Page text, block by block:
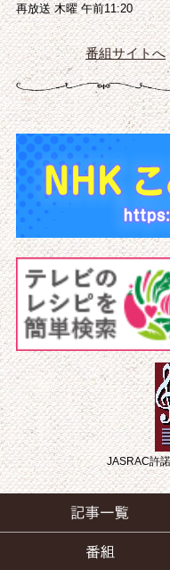
再放送 木曜 午前11:20
番組サイトへ
JASRAC許